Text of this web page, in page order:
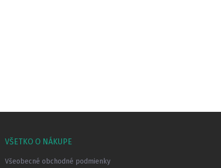
pVŠETKO O NÁKUPE
Všeobecné obchodné podmienky